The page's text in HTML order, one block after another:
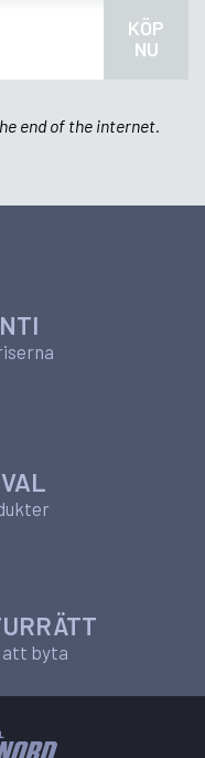
KÖP
NU
end of the internet.
att byta